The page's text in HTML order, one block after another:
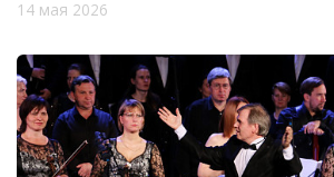
14 мая 2026